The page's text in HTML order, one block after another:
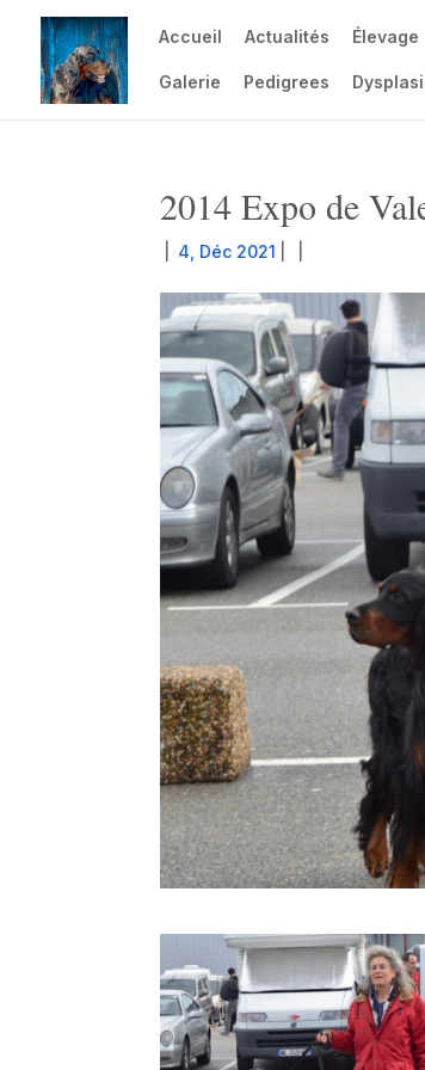
Accueil Actualités Élevage
Galerie Pedigrees
2014 Expo de
4, Déc 2021